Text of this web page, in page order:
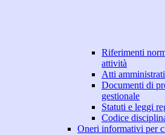
Riferimenti
attività
Atti
Documenti di
gestionale
Statuti e leggi
Codice
Oneri informativi per